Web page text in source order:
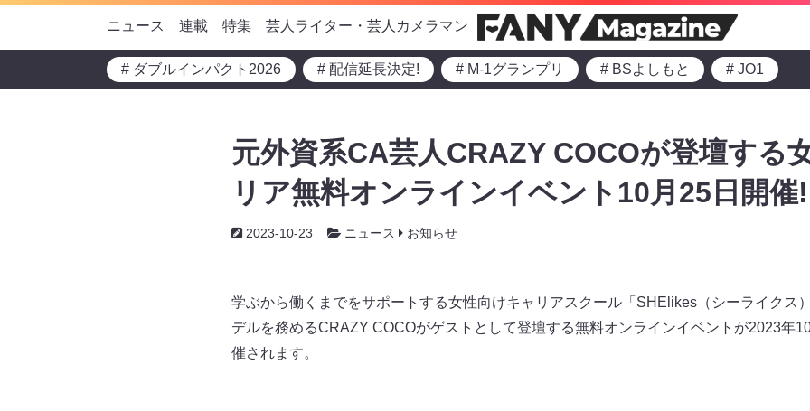
ニュース 連載 特集 芸人ライター・芸人カメラマン
# ダブルインパクト2026 # 配信延長決定! # M-1グランプリ # BSよしもと # JO1
元外資系CA芸人CRAZY COCOが登壇する
リア無料オンラインイベント10月25日開催!
2023-10-23 ニュース お知らせ
学ぶから働くまでをサポートする女性向けキャリアスクール「SHElikes（シーライクス
デルを務めるCRAZY COCOがゲストとして登壇する無料オンラインイベントが2023年
催されます。